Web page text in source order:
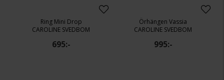
Ring Mini Drop
CAROLINE SVEDBOM
695:-
Örhängen Vassia
CAROLINE SVEDBOM
995:-